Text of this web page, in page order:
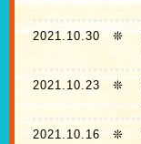
2021.10.30 ❊
2021.10.23 ❊
2021.10.16 ❊